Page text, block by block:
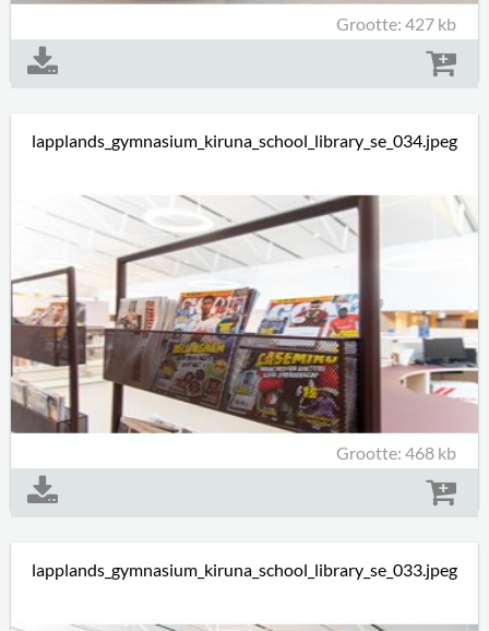
Grootte: 427 kb
lapplands_gymnasium_kiruna_school_library_se_034.jpeg
Grootte: 468 kb
lapplands_gymnasium_kiruna_school_library_se_033.jpeg